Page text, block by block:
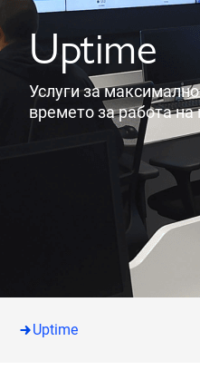
Uptime
Услуги за
времето за работа на
Uptime